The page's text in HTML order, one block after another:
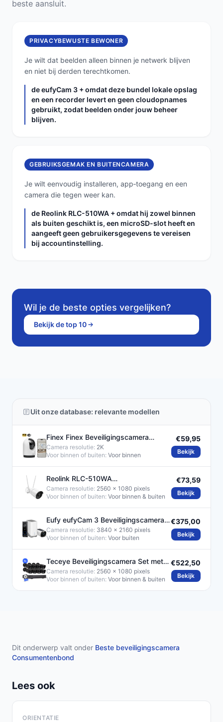
beste aansluit.
PRIVACYBEWUSTE BEWONER
Je wilt dat beelden alleen binnen je netwerk blijven
en niet bij derden terechtkomen.
de eufyCam 3 + omdat deze bundel lokale opslag
en een recorder levert en geen cloudopnames
gebruikt, zodat beelden onder jouw beheer
blijven.
GEBRUIKSGEMAK EN BUITENCAMERA
Je wilt eenvoudig installeren, app‑toegang en een
camera die tegen weer kan.
de Reolink RLC-510WA + omdat hij zowel binnen
als buiten geschikt is, een microSD-slot heeft en
aangeeft geen gebruikersgegevens te vereisen
bij accountinstelling.
Wil je de beste opties vergelijken?
Bekijk de top 10
Uit onze database: relevante modellen
Finex Finex Beveiligingscamera
Binnen
Camera resolutie: 2K
Voor binnen of buiten: Voor binnen
€59,95
Bekijk
Reolink RLC-510WA
Beveiligingscamera 5MP met
Nachtzicht 30m
Camera resolutie: 2560 x 1080 pixels
Voor binnen of buiten: Voor binnen & buiten
€73,59
Bekijk
Eufy eufyCam 3 Beveiligingscamera
Bundel met Video Doorbell
Camera resolutie: 3840 x 2160 pixels
Voor binnen of buiten: Voor buiten
€375,00
Bekijk
Teceye Beveiligingscamera Set met
8x POE Camera's
Camera resolutie: 2560 x 1080 pixels
Voor binnen of buiten: Voor binnen & buiten
€522,50
Bekijk
Dit onderwerp valt onder Beste beveiligingscamera
Consumentenbond
Lees ook
ORIENTATIE